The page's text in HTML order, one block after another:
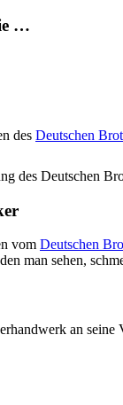
…
des Deutschen
des Deutschen
vom Deutschen
man sehen,
an